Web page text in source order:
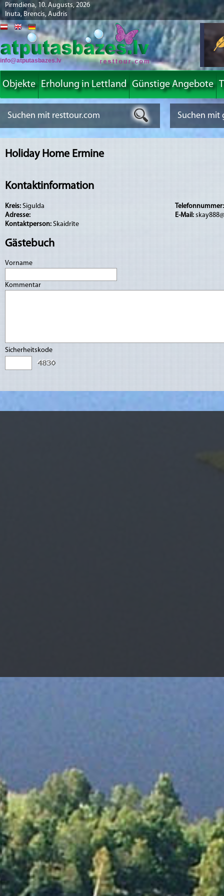
Pirmdiena, 10. Augusts, 2026
Inuta, Brencis, Audris
info@atputasbazes.lv
Objekte Erholung in Lettland Günstige Angebote
Holiday Home Ermine
Kontaktinformation
Kreis: Sigulda
Adresse:
Kontaktperson: Skaidrīte
E-Mail:
Gästebuch
Vorname
Kommentar
Sicherheitskode